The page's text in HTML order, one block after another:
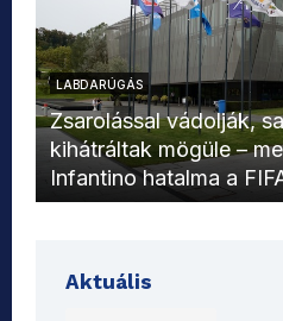
LABDARÚGÁS
Zsarolással vádolják,
kihátráltak mögüle –
Infantino hatalma a
Aktuális